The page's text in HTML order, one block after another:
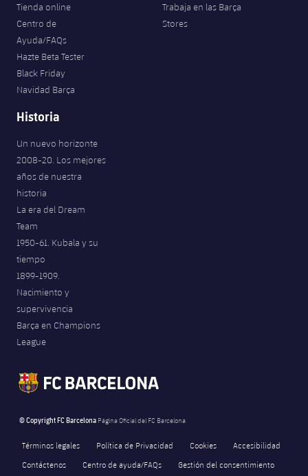
Tienda online
Centro de
Ayuda/FAQs
Hazte Beta Tester
Black Friday
Navidad Barça
Trabaja en las Barça
Stores
Historia
Un nuevo horizonte
2008-20. Los mejores
años de nuestra
historia
La era del Dream
Team
1950-61. Kubala y su
tiempo
1899-1909.
Nacimiento y
supervivencia
Barça en Champions
League
© Copyright FC Barcelona Página Oficial del FC Barcelona
Términos legales Política de Privacidad Cookies
Accesibilidad
Contáctenos
Centro de ayuda/FAQs Gestión del consentimiento